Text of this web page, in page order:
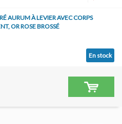
AURUM À LEVIER AVEC CORPS
OR ROSE BROSSÉ
En stock